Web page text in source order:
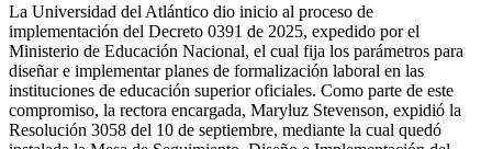
La Universidad del Atlántico dio inicio al proceso de
implementación del Decreto 0391 de 2025, expedido por el
Ministerio de Educación Nacional, el cual fija los parámetros para
diseñar e implementar planes de formalización laboral en las
instituciones de educación superior oficiales. Como parte de este
compromiso, la rectora encargada, Maryluz Stevenson, expidió la
Resolución 3058 del 10 de septiembre, mediante la cual quedó